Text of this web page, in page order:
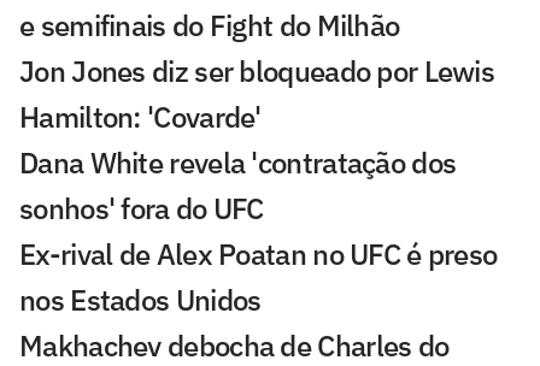
e semifinais do Fight do Milhão
Jon Jones diz ser bloqueado por Lewis
Hamilton: 'Covarde'
Dana White revela 'contratação dos
sonhos' fora do UFC
Ex-rival de Alex Poatan no UFC é preso
nos Estados Unidos
Makhachev debocha de Charles do